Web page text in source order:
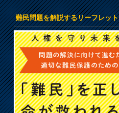
難民問題を解説するリーフレット